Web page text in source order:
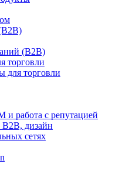
(B2B)
торговли
для торговли
и работа с репутацией
дизайн
сетях